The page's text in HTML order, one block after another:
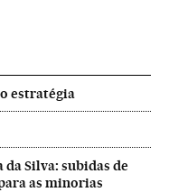
estratégia
Silva: subidas de
as minorias